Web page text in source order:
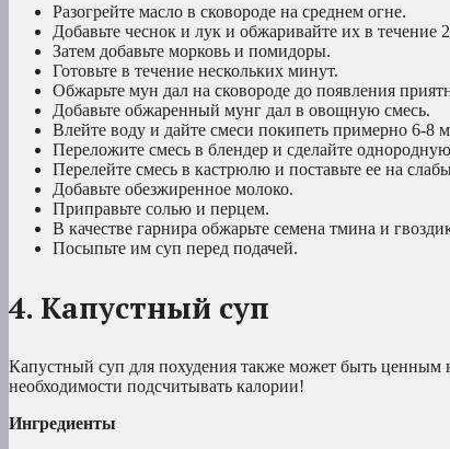
Разогрейте масло в сковороде на среднем огне.
Добавьте чеснок и лук и обжаривайте их в
Затем добавьте морковь и помидоры.
Готовьте в течение нескольких минут.
Обжарьте мун дал на сковороде до появления
Добавьте обжаренный мунг дал в овощную смесь.
Влейте воду и дайте смеси покипеть примерно 6-8
Переложите смесь в блендер и сделайте
Перелейте смесь в кастрюлю и поставьте ее на
Добавьте обезжиренное молоко.
Приправьте солью и перцем.
В качестве гарнира обжарьте семена тмина и
Посыпьте им суп перед подачей.
4. Капустный суп
Капустный суп для похудения также может быть ценным
необходимости подсчитывать калории!
Ингредиенты